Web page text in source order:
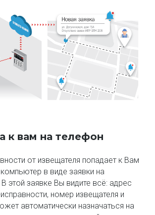
к вам на телефон
от извещателя попадает к Вам
в виде заявки на
этой заявке Вы видите всё: адрес
номер извещателя и
автоматически назначаться на